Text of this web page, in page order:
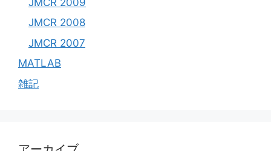
JMCR 2008
JMCR 2007
MATLAB
雑記